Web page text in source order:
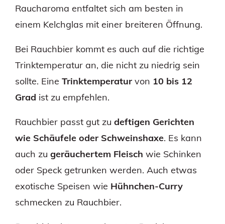
Raucharoma entfaltet sich am besten in
einem Kelchglas mit einer breiteren Öffnung.
Bei Rauchbier kommt es auch auf die richtige
Trinktemperatur an, die nicht zu niedrig sein
sollte. Eine Trinktemperatur von 10 bis 12
Grad ist zu empfehlen.
Rauchbier passt gut zu deftigen Gerichten
wie Schäufele oder Schweinshaxe. Es kann
auch zu geräuchertem Fleisch wie Schinken
oder Speck getrunken werden. Auch etwas
exotische Speisen wie Hühnchen-Curry
schmecken zu Rauchbier.